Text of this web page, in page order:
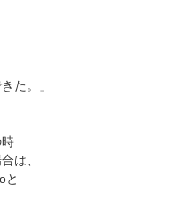
た。」
は、
と